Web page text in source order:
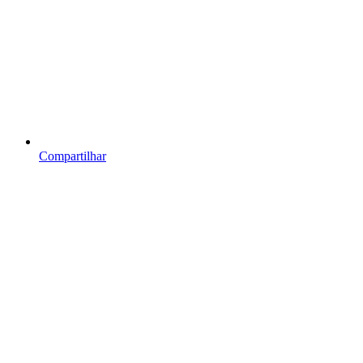
Compartilhar